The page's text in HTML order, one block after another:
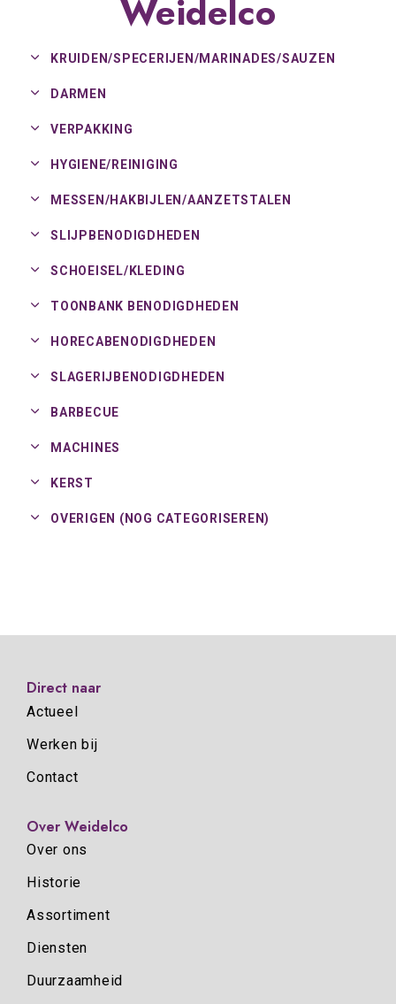
Weidelco
KRUIDEN/SPECERIJEN/MARINADES/SAUZEN
DARMEN
VERPAKKING
HYGIENE/ REINIGING
MESSEN/HAKBIJLEN/AANZETSTALEN
SLIJPBENODIGDHEDEN
SCHOEISEL/ KLEDING
TOONBANK BENODIGDHEDEN
HORECABENODIGDHEDEN
SLAGERIJBENODIGDHEDEN
BARBECUE
MACHINES
KERST
OVERIGEN (NOG CATEGORISEREN)
Direct naar
Actueel
Werken bij
Contact
Over Weidelco
Over ons
Historie
Assortiment
Diensten
Duurzaamheid